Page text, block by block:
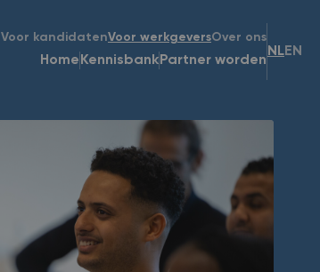
Voor kandidatenVoor werkgeversOver ons
Home Kennisbank Partner worden
EN
NL